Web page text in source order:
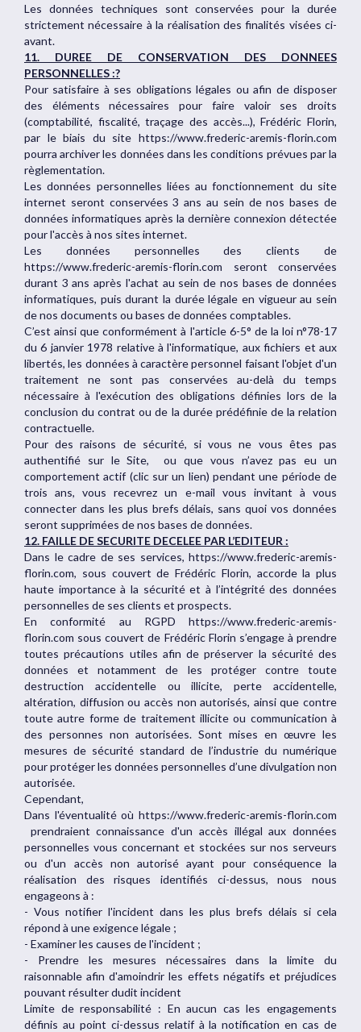
Les données techniques sont conservées pour la durée
strictement nécessaire à la réalisation des finalités visées ci-
avant.
11. DUREE DE CONSERVATION DES DONNEES
PERSONNELLES :?
Pour satisfaire à ses obligations légales ou afin de disposer
des éléments nécessaires pour faire valoir ses droits
(comptabilité, fiscalité, traçage des accès...), Frédéric Florin,
par le biais du site https://www.frederic-aremis-florin.com
pourra archiver les données dans les conditions prévues par la
règlementation.
Les données personnelles liées au fonctionnement du site
internet seront conservées 3 ans au sein de nos bases de
données informatiques après la dernière connexion détectée
pour l'accès à nos sites internet.
Les données personnelles des clients de
https://www.frederic-aremis-florin.com seront conservées
durant 3 ans après l'achat au sein de nos bases de données
informatiques, puis durant la durée légale en vigueur au sein
de nos documents ou bases de données comptables.
C’est ainsi que conformément à l'article 6-5° de la loi n°78-17
du 6 janvier 1978 relative à l'informatique, aux fichiers et aux
libertés, les données à caractère personnel faisant l'objet d'un
traitement ne sont pas conservées au-delà du temps
nécessaire à l'exécution des obligations définies lors de la
conclusion du contrat ou de la durée prédéfinie de la relation
contractuelle.
Pour des raisons de sécurité, si vous ne vous êtes pas
authentifié sur le Site, ou que vous n’avez pas eu un
comportement actif (clic sur un lien) pendant une période de
trois ans, vous recevrez un e-mail vous invitant à vous
connecter dans les plus brefs délais, sans quoi vos données
seront supprimées de nos bases de données.
12. FAILLE DE SECURITE DECELEE PAR L’EDITEUR :
Dans le cadre de ses services, https://www.frederic-aremis-
florin.com, sous couvert de Frédéric Florin, accorde la plus
haute importance à la sécurité et à l’intégrité des données
personnelles de ses clients et prospects.
En conformité au RGPD https://www.frederic-aremis-
florin.com sous couvert de Frédéric Florin s’engage à prendre
toutes précautions utiles afin de préserver la sécurité des
données et notamment de les protéger contre toute
destruction accidentelle ou illicite, perte accidentelle,
altération, diffusion ou accès non autorisés, ainsi que contre
toute autre forme de traitement illicite ou communication à
des personnes non autorisées. Sont mises en œuvre les
mesures de sécurité standard de l’industrie du numérique
pour protéger les données personnelles d’une divulgation non
autorisée.
Cependant,
Dans l'éventualité où https://www.frederic-aremis-florin.com
prendraient connaissance d'un accès illégal aux données
personnelles vous concernant et stockées sur nos serveurs
ou d'un accès non autorisé ayant pour conséquence la
réalisation des risques identifiés ci-dessus, nous nous
engageons à :
- Vous notifier l'incident dans les plus brefs délais si cela
répond à une exigence légale ;
- Examiner les causes de l'incident ;
- Prendre les mesures nécessaires dans la limite du
raisonnable afin d'amoindrir les effets négatifs et préjudices
pouvant résulter dudit incident
Limite de responsabilité : En aucun cas les engagements
définis au point ci-dessus relatif à la notification en cas de